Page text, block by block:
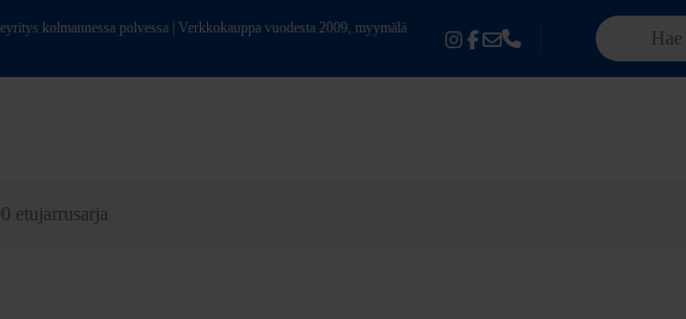
kolmannessa polvessa | Verkkokauppa vuodesta 2009, myymälä
etujarrusarja